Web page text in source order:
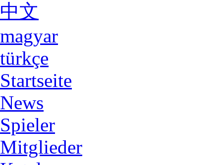
中文
magyar
türkçe
Startseite
News
Spieler
Mitglieder